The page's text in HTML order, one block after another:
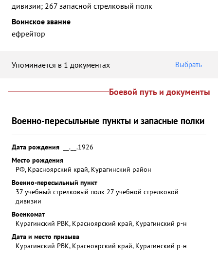
дивизии; 267 запасной стрелковый полк
Воинское звание
ефрейтор
Упоминается в 1 документах Выбрать
Боевой путь и документы
Военно-пересыльные пункты и запасные полки
Дата рождения
__.__.1926
Место рождения
РФ, Красноярский край, Курагинский район
Военно-пересыльный пункт
37 учебный стрелковый полк 27 учебной стрелковой
дивизии
Военкомат
Курагинский РВК, Красноярский край, Курагинский р-н
Дата и место призыва
Курагинский РВК, Красноярский край, Курагинский р-н